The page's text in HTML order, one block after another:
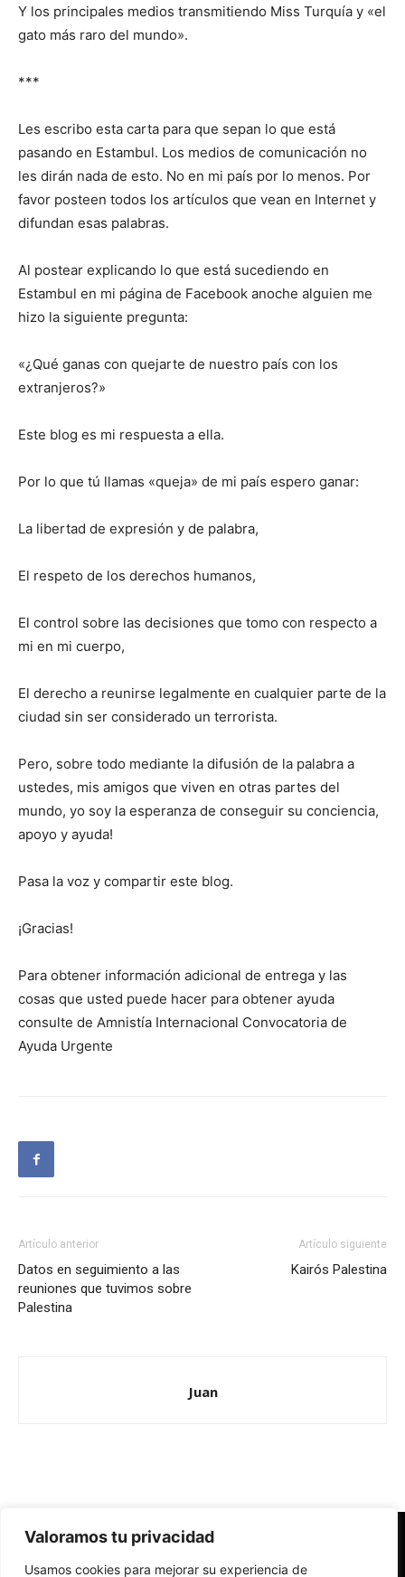
Valoramos tu privacidad
Usamos cookies para mejorar su experiencia de
Y los principales medios transmitiendo Miss Turquía y «el
gato más raro del mundo».
***
Les escribo esta carta para que sepan lo que está
pasando en Estambul. Los medios de comunicación no
les dirán nada de esto. No en mi país por lo menos. Por
favor posteen todos los artículos que vean en Internet y
difundan esas palabras.
Al postear explicando lo que está sucediendo en
Estambul en mi página de Facebook anoche alguien me
hizo la siguiente pregunta:
«¿Qué ganas con quejarte de nuestro país con los
extranjeros?»
Este blog es mi respuesta a ella.
Por lo que tú llamas «queja» de mi país espero ganar:
La libertad de expresión y de palabra,
El respeto de los derechos humanos,
El control sobre las decisiones que tomo con respecto a
mi en mi cuerpo,
El derecho a reunirse legalmente en cualquier parte de la
ciudad sin ser considerado un terrorista.
Pero, sobre todo mediante la difusión de la palabra a
ustedes, mis amigos que viven en otras partes del
mundo, yo soy la esperanza de conseguir su conciencia,
apoyo y ayuda!
Pasa la voz y compartir este blog.
¡Gracias!
Para obtener información adicional de entrega y las
cosas que usted puede hacer para obtener ayuda
consulte de Amnistía Internacional Convocatoria de
Ayuda Urgente
Artículo anterior
Datos en seguimiento a las
reuniones que tuvimos sobre
Palestina
Artículo siguiente
Kairós Palestina
Juan
Redes Cristianas
Una mirada alternativa sobre la Iglesia católica y la sociedad